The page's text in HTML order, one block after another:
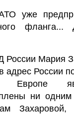
уже
России Мария
адрес России
Европе
ни
Захаровой,